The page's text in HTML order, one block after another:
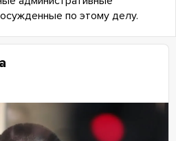
по этому делу.